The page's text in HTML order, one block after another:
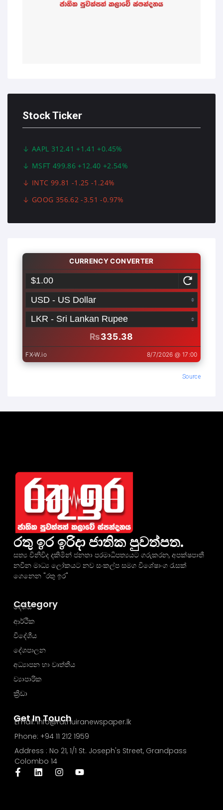
Stock Ticker
AAPL 312.41 +1.41 +0.45%
MSFT 499.86 +12.40 +2.54%
INTC 99.81 -1.25 -1.24%
GOOG 356.62 -3.51 -0.97%
Source
රතු ඉර ඉරිදා ජාතික පුවත්පත.
සත්‍ය විනිවිද දකිමින් ජනතා පරමාධිපත්‍යයට ගරුකරන, අපක්ෂපාතී
නවීන මාධ්‍ය ලෝකයට නව සංකල්ප සමග විශේෂාංග රැසක්
ගෙනෙන "රතු ඉර"
Get In Touch
Email: info@rathuiranewspaper.lk
Phone: +94 11 212 1959
Address : No 21, 1/1 St. Joseph's Street, Grandpass
Colombo 14
Category
දේශීය
ආර්ථික
විදේශීය
දේශපාලන
අධ්‍යාපන හා වෘත්තීය
ව්‍යාපාරික
ක්‍රීඩා